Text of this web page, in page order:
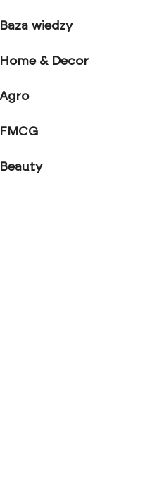
Baza wiedzy
Home & Decor
Agro
FMCG
Beauty